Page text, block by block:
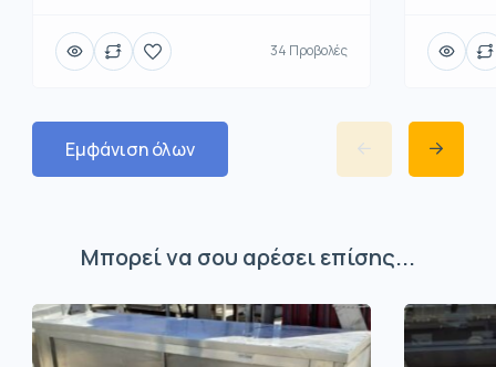
34 Προβολές
Εμφάνιση όλων
Μπορεί να σου αρέσει επίσης...